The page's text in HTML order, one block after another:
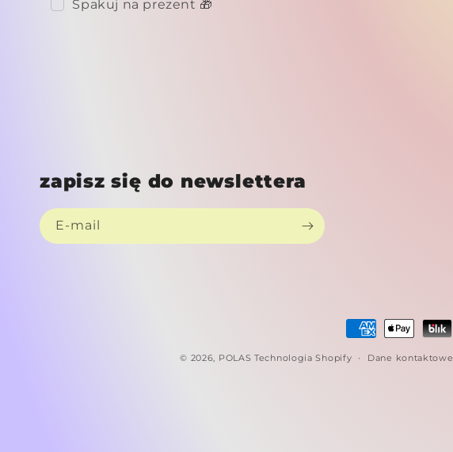
Spakuj na prezent 🎁
zapisz się do newslettera
E-mail
Metody
© 2026, POLAS Technologia Shopify Dane kontaktowe